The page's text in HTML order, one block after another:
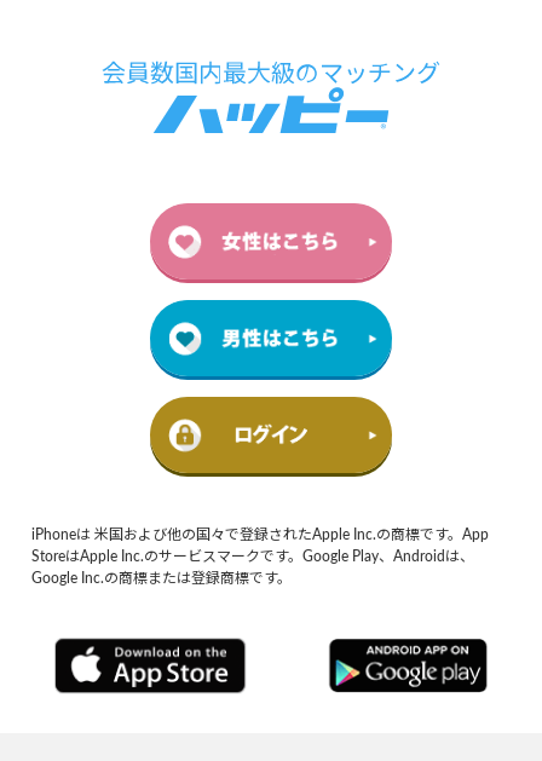
iPhoneは 米国および他の国々で登録されたApple Inc.の商標です。App
StoreはApple Inc.のサービスマークです。Google Play、Androidは、
Google Inc.の商標または登録商標です。